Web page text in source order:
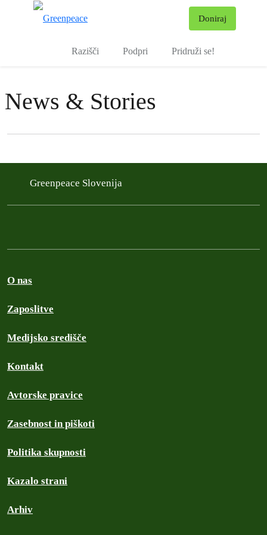
Doniraj
Razišči Podpri Pridruži se!
News & Stories
Filter posts
Greenpeace Slovenija
O nas
Zaposlitve
Medijsko središče
Kontakt
Avtorske pravice
Zasebnost in piškoti
Politika skupnosti
Kazalo strani
Arhiv